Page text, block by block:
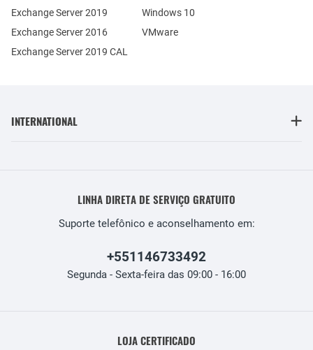
Exchange Server 2019
Exchange Server 2016
Exchange Server 2019 CAL
Windows 10
VMware
INTERNATIONAL
LINHA DIRETA DE SERVIÇO GRATUITO
Suporte telefônico e aconselhamento em:
+551146733492
Segunda - Sexta-feira das 09:00 - 16:00
LOJA CERTIFICADO